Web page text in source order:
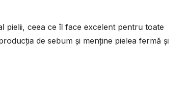
pielii, ceea ce îl face excelent pentru toate
de sebum și menține pielea fermă și